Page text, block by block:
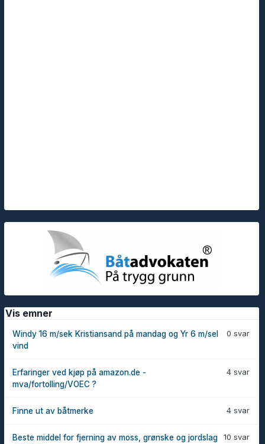
Vis emner
0 svar
Windy 16 m/sek Kristiansand på mandag og Yr 6 m/sel
vind
4 svar
Erfaringer ved kjøp på amazon.de -
mva/fortolling/VOEC ?
4 svar
Finne ut av båtmerke
10 svar
Beste middel for fjerning av moss, grønske og jordslag